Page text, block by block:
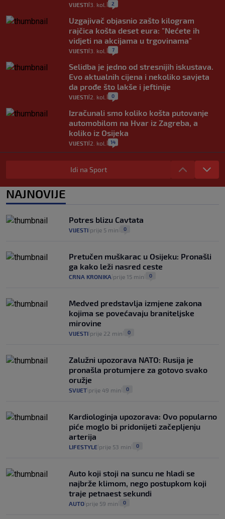
VIJESTI 3. kol. 2
Uzgajivač objasnio zašto kilogram
rajčica košta deset eura: "Nećete ih
vidjeti na akcijama u trgovinama"
VIJESTI 3. kol. 7
Selidba je jedno od stresnijih iskustava.
Evo aktualnih cijena i nekoliko savjeta
da prođe što lakše i jeftinije
VIJESTI 2. kol. 0
Izračunali smo koliko košta putovanje
automobilom na Hvar iz Zagreba, a
koliko iz Osijeka
VIJESTI 2. kol. 14
"Kći je otišla na more, a zaboravila
zdravstvenu iskaznicu". Kakva su prava
pacijenata izvan mjesta prebivališta?
1
Plenković na 15 dana ukine mjere: "Ne bi
se dogodilo ništa. Vlada se zaljubila u te
intervencije"
Idi na Sport
NAJNOVIJE
Potres blizu Cavtata
VIJESTI prije 5 min 0
Pretučen muškarac u Osijeku: Pronašli
ga kako leži nasred ceste
CRNA KRONIKA prije 15 min 0
Medved predstavlja izmjene zakona
kojima se povećavaju braniteljske
mirovine
VIJESTI prije 22 min 0
Zalužni upozorava NATO: Rusija je
pronašla protumjere za gotovo svako
oružje
SVIJET prije 49 min 0
Kardiologinja upozorava: Ovo popularno
piće moglo bi pridonijeti začepljenju
arterija
LIFESTYLE prije 53 min 0
Auto koji stoji na suncu ne hladi se
najbrže klimom, nego postupkom koji
traje petnaest sekundi
AUTO prije 59 min 0